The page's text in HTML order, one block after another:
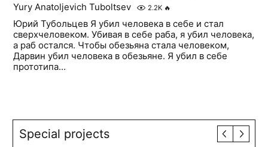
Yury Anatoljevich Tuboltsev 2.2K 🔥
Юрий Тубольцев Я убил человека в себе и стал
сверхчеловеком. Убивая в себе раба, я убил человека,
а раб остался. Чтобы обезьяна стала человеком,
Дарвин убил человека в обезьяне. Я убил в себе
прототипа...
Special projects